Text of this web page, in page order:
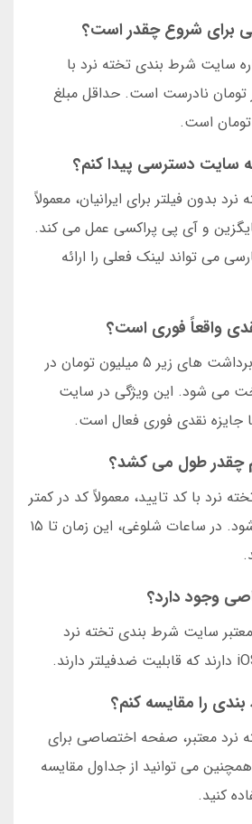
برای شروع چقدر است؟
سایت شرط بندی تخته نرد با
سرمایه ۱۰ هزار تومان نادرست است. حداقل مبلغ
سایت دسترسی پیدا کنم؟
بدون فیلتر برای ایرانیان، معمولاً
و آی پی پراکسی عمل می کند.
ساعته فارسی می تواند لینک فعلی را ارائه
واقعاً فوری است؟
در پلتفرم های معتبر، برداشت های زیر ۵ میلیون تومان در
پرداخت می شود. این ویژگی در سایت
جایزه نقدی فوری فعال است.
چقدر طول می کشد؟
نرد با کد تایید، معمولاً کد در کمتر
از ۲ دقیقه ارسال می شود. در ساعات شلوغی، این زمان تا ۱۵
وجود دارد؟
سایت شرط بندی تخته نرد
را مقایسه کنم؟
معتبر، صفحه اختصاصی برای
می توانید از جداول مقایسه
کنید.